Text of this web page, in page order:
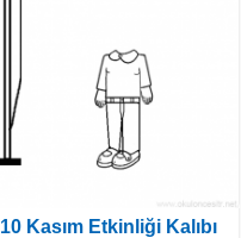
10 Kasım Etkinliği Kalıbı